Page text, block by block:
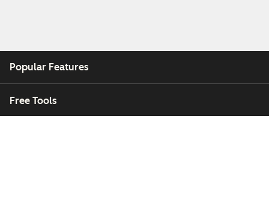
Popular Features
Free Tools